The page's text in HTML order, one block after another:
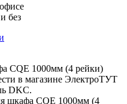
без
CQE 1000мм (4 рейки)
в магазине ЭлектроТУТ
DKC.
шкафа CQE 1000мм (4